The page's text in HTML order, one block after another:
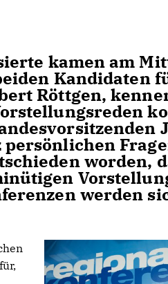
kamen am
Kandidaten
Röttgen,
worden,
werden